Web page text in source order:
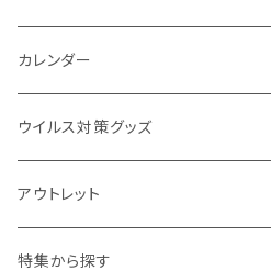
パットカバー、ブックカバー
IDケース、パスケース、コインケース
デスク周辺
非常食
タッチペン
USBケーブル・ハブ
イヤホン・ヘッドフォン
マウスパッド
ビューティー雑貨
時計
マフラー・ストール
折りたたみクッション
カレンダー
ウイルス対策グッズ
除菌グッズ
パーテーション
アウトレット
アウトレット
特集から探す